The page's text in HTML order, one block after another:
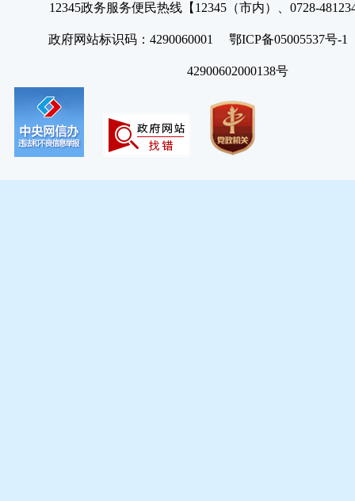
12345政务服务便民热线【12345（市内）、0728-
政府网站标识码：4290060001 鄂ICP备05005537号
42900602000138号